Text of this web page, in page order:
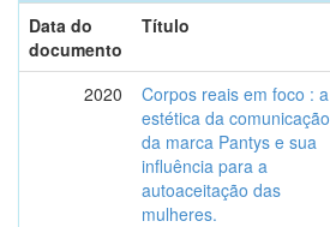
Data do
documento
Título
2020
Corpos reais em foco : a
estética da comunicação
da marca Pantys e sua
influência para a
autoaceitação das
mulheres.